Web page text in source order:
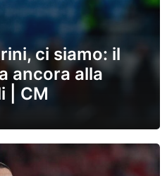
ci siamo: il
ancora alla
| CM